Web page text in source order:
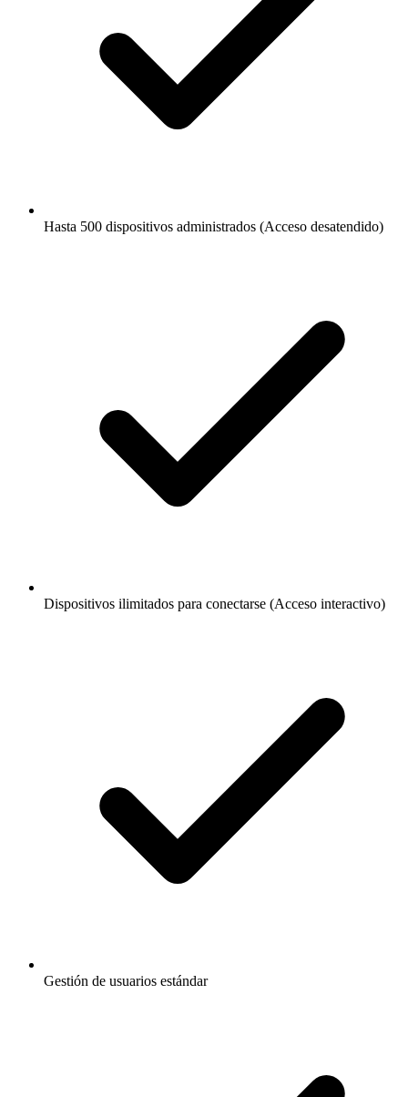
Hasta 500 dispositivos administrados (Acceso desatendido)
Dispositivos ilimitados para conectarse (Acceso interactivo)
Gestión de usuarios estándar